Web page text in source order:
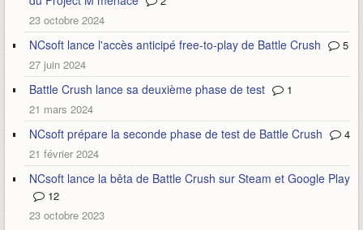
23 octobre 2024
NCsoft lance l'accès anticipé free-to-play de Battle Crush
5
27 juin 2024
Battle Crush lance sa deuxième phase de test
1
21 mars 2024
NCsoft prépare la seconde phase de test de Battle Crush
4
21 février 2024
NCsoft lance la bêta de Battle Crush sur Steam et Google Play
12
23 octobre 2023